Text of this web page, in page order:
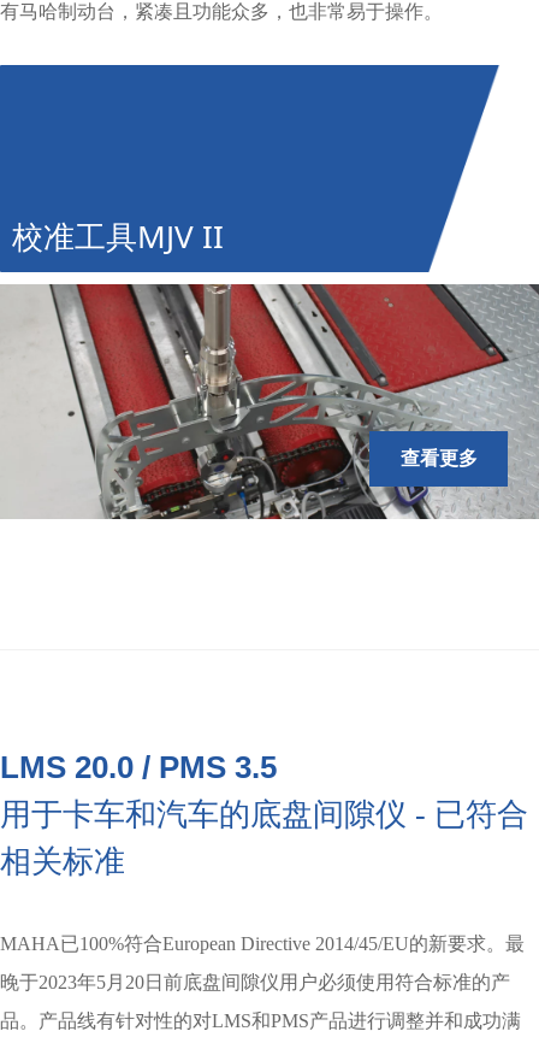
有马哈制动台，紧凑且功能众多，也非常易于操作。
校准工具MJV II
查看更多
LMS 20.0 / PMS 3.5
用于卡车和汽车的底盘间隙仪 - 已符合
相关标准
MAHA已100%符合European Directive 2014/45/EU的新要求。最
晚于2023年5月20日前底盘间隙仪用户必须使用符合标准的产
品。产品线有针对性的对LMS和PMS产品进行调整并和成功满